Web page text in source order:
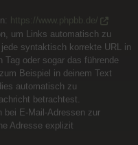
https://www.phpbb.de/
um Links automatisch zu
syntaktisch korrekte URL in
Tag oder sogar das führende
Beispiel in deinem Text
automatisch zu
betrachtest.
bei E-Mail-Adressen zur
Adresse explizit